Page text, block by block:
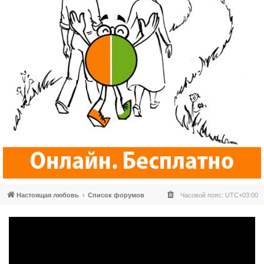
Настоящая любовь Список форумов Часовой пояс: UTC+03:00